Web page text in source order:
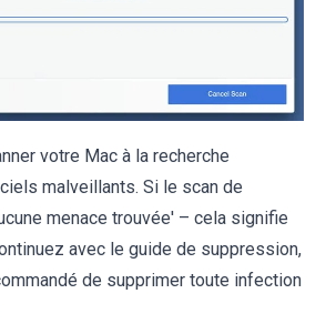
votre Mac à la recherche
malveillants. Si le scan de
menace trouvée' – cela signifie
avec le guide de suppression,
de supprimer toute infection